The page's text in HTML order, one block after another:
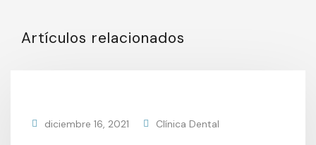
Artículos relacionados
diciembre 16, 2021 Clínica Dental